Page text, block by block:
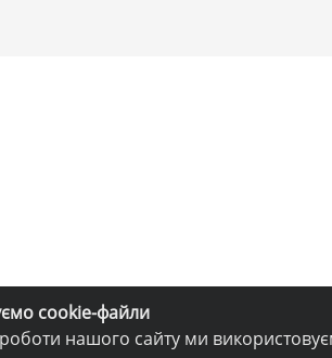
cookie-файли
роботи нашого сайту ми